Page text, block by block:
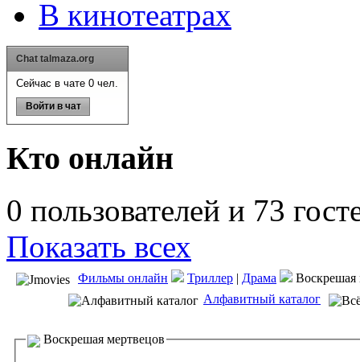
В кинотеатрах
Chat talmaza.org
Сейчас в чате 0 чел.
Войти в чат
Кто онлайн
0 пользователей и 73
Показать всех
Фильмы онлайн Триллер | Драма
Воскрешая
Алфавитный каталог
Воскрешая мертвецов